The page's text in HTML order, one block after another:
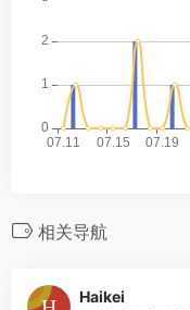
相关导航
Haikei